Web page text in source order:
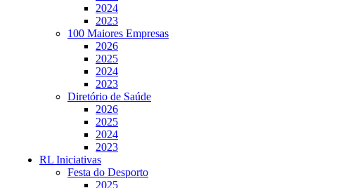
2024
2023
100 Maiores Empresas
2026
2025
2024
2023
Diretório de Saúde
2026
2025
2024
2023
RL Iniciativas
Festa do Desporto
2025